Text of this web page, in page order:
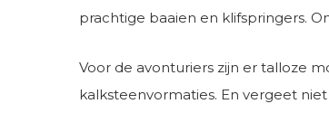
prachtige baaien en klifspringers.
Voor de avonturiers zijn er talloze
kalksteenvormaties. En vergeet